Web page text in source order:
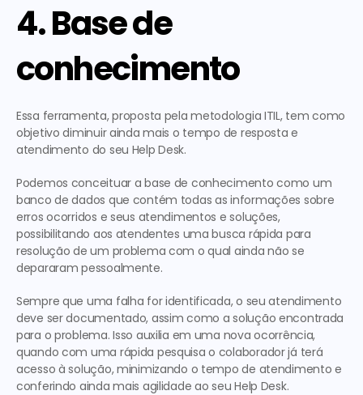
4. Base de
conhecimento
Essa ferramenta, proposta pela metodologia ITIL, tem como
objetivo diminuir ainda mais o tempo de resposta e
atendimento do seu Help Desk.
Podemos conceituar a base de conhecimento como um
banco de dados que contém todas as informações sobre
erros ocorridos e seus atendimentos e soluções,
possibilitando aos atendentes uma busca rápida para
resolução de um problema com o qual ainda não se
depararam pessoalmente.
Sempre que uma falha for identificada, o seu atendimento
deve ser documentado, assim como a solução encontrada
para o problema. Isso auxilia em uma nova ocorrência,
quando com uma rápida pesquisa o colaborador já terá
acesso à solução, minimizando o tempo de atendimento e
conferindo ainda mais agilidade ao seu Help Desk.